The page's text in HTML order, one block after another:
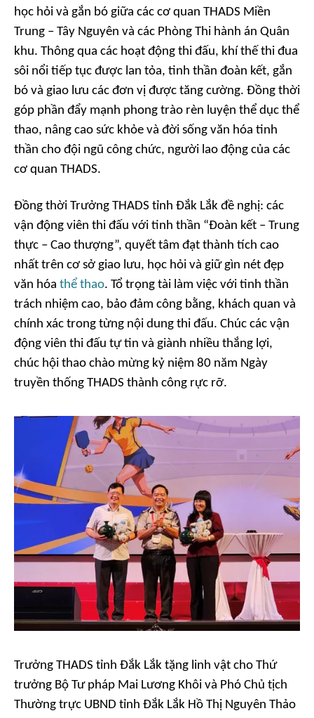
học hỏi và gắn bó giữa các cơ quan THADS Miền
Trung – Tây Nguyên và các Phòng Thi hành án Quân
khu. Thông qua các hoạt động thi đấu, khí thế thi đua
sôi nổi tiếp tục được lan tỏa, tinh thần đoàn kết, gắn
bó và giao lưu các đơn vị được tăng cường. Đồng thời
góp phần đẩy mạnh phong trào rèn luyện thể dục thể
thao, nâng cao sức khỏe và đời sống văn hóa tinh
thần cho đội ngũ công chức, người lao động của các
cơ quan THADS.
Đồng thời Trưởng THADS tỉnh Đắk Lắk đề nghị: các
vận động viên thi đấu với tinh thần “Đoàn kết – Trung
thực – Cao thượng”, quyết tâm đạt thành tích cao
nhất trên cơ sở giao lưu, học hỏi và giữ gìn nét đẹp
văn hóa thể thao. Tổ trọng tài làm việc với tinh thần
trách nhiệm cao, bảo đảm công bằng, khách quan và
chính xác trong từng nội dung thi đấu. Chúc các vận
động viên thi đấu tự tin và giành nhiều thắng lợi,
chúc hội thao chào mừng kỷ niệm 80 năm Ngày
truyền thống THADS thành công rực rỡ.
Trưởng THADS tỉnh Đắk Lắk tặng linh vật cho Thứ
trưởng Bộ Tư pháp Mai Lương Khôi và Phó Chủ tịch
Thường trực UBND tỉnh Đắk Lắk Hồ Thị Nguyên Thảo